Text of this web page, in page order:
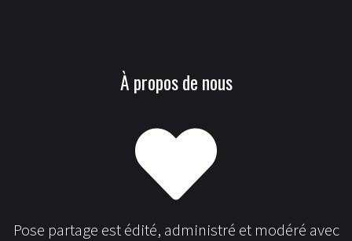
À propos de nous
Pose partage est édité, administré et modéré avec